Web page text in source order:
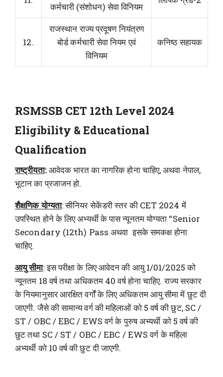
कर्मचारी (संशोधन) सेवा विनियम
12.
राजस्थान राज्य प्रदूषण नियंत्रण
बोर्ड कर्मचारी सेवा नियम एवं
विनियम
कनिष्ठ सहायक
RSMSSB CET 12th Level 2024
Eligibility & Educational
Qualification
राष्ट्रीयता:आवेदक भारत का नागरिक होना चाहिए, अथवा नेपाल,
भूटान का प्रजाजन हो.
शैक्षणिक योग्यता: सीनियर सेकेंडरी स्तर की CET 2024 में
उपस्थित होने के लिए अभ्यर्थी के पास न्यूनतम योग्यता “Senior
Secondary (12th) Pass अथवा इसके समकक्ष होना
चाहिए.
आयु सीमा: इस परीक्षा के लिए आवेदन की आयु 1/01/2025 को
न्यूनतम 18 वर्ष तथा अधिकतम 40 वर्ष होना चाहिए. राज्य सरकार
के नियमानुसार आरक्षित वर्गों के लिए अधिकतम आयु सीमा में छुट दी
जाएगी. जैसे की सामान्य वर्ग की महिलाओं को 5 वर्ष की छुट, SC /
ST / OBC / EBC / EWS वर्ग के पुरुष अभ्यर्थी को 5 वर्ष की
छुट तथा SC / ST / OBC / EBC / EWS वर्ग के महिला
अभ्यर्थी को 10 वर्ष की छुट दी जाएगी.